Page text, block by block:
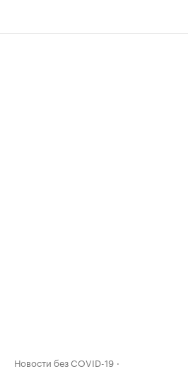
Новости без COVID-19